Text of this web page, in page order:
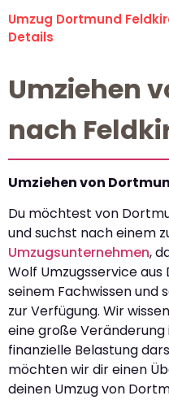
Umzug Dortmund
Details
Umziehen
nach
Umziehen von
Du möchtest von
und suchst nach einem
Umzugsunternehmen,
Wolf Umzugsservice
seinem Fachwissen und
zur Verfügung. Wir
eine große Veränderung
finanzielle Belastung
möchten wir dir einen
deinen Umzug von